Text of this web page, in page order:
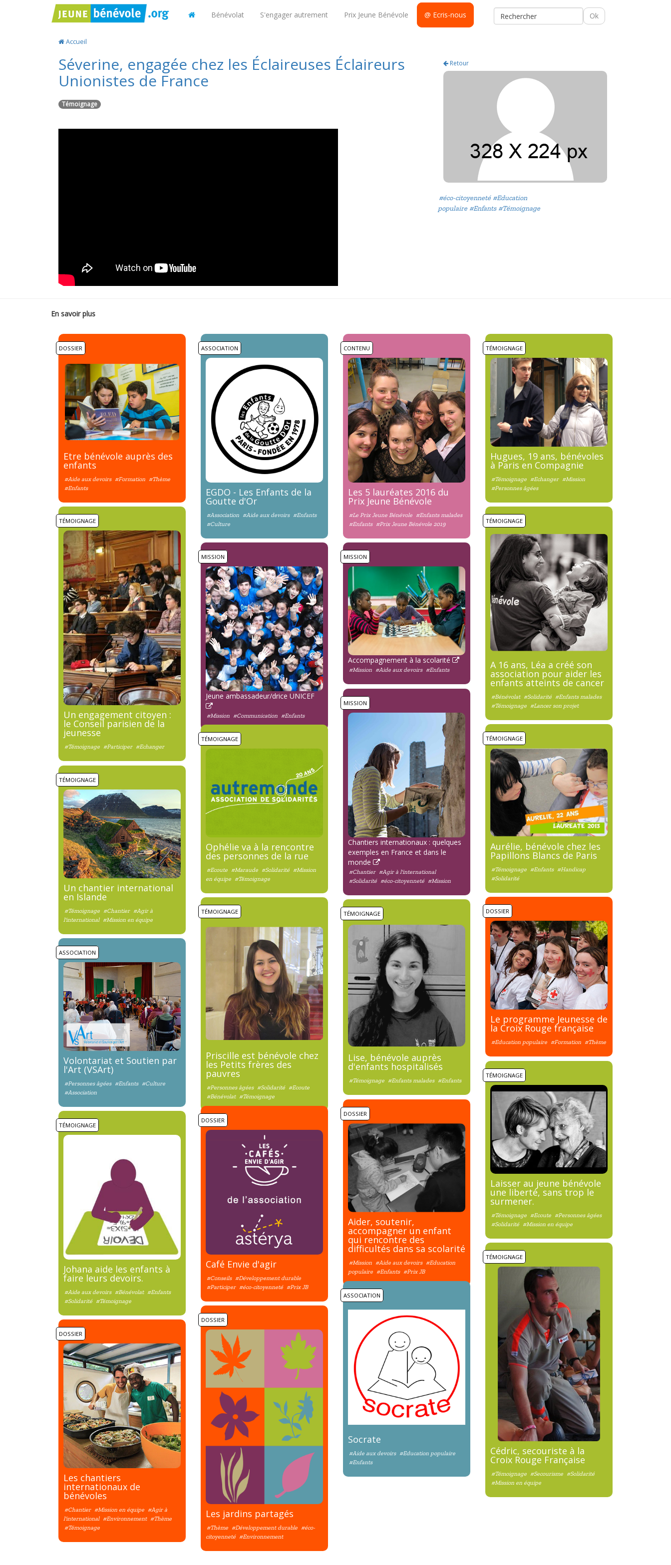
Bénévolat S'engager autrement Prix Jeune Bénévole @ Ecris-nous Ok
Accueil
Séverine, engagée chez les Éclaireuses Éclaireurs
Unionistes de France
Témoignage
Retour
#éco-citoyenneté #Education
populaire #Enfants #Témoignage
En savoir plus
DOSSIER
Etre bénévole auprès des
enfants
#Aide aux devoirs #Formation #Thème
#Enfants
ASSOCIATION
EGDO - Les Enfants de la
Goutte d'Or
#Association #Aide aux devoirs #Enfants
#Culture
CONTENU
Les 5 lauréates 2016 du
Prix Jeune Bénévole
#Le Prix Jeune Bénévole #Enfants malades
#Enfants #Prix Jeune Bénévole 2019
TÉMOIGNAGE
Hugues, 19 ans, bénévoles
à Paris en Compagnie
#Témoignage #Echanger #Mission
#Personnes âgées
TÉMOIGNAGE
Un engagement citoyen :
le Conseil parisien de la
jeunesse
#Témoignage #Participer #Echanger
TÉMOIGNAGE
A 16 ans, Léa a créé son
association pour aider les
enfants atteints de cancer
#Bénévolat #Solidarité #Enfants malades
#Témoignage #Lancer son projet
MISSION
Jeune ambassadeur/drice UNICEF
#Mission #Communication #Enfants
MISSION
Accompagnement à la scolarité
#Mission #Aide aux devoirs #Enfants
MISSION
Chantiers internationaux : quelques
exemples en France et dans le
monde
#Chantier #Agir à l'international
#Solidarité #éco-citoyenneté #Mission
TÉMOIGNAGE
Aurélie, bénévole chez les
Papillons Blancs de Paris
#Témoignage #Enfants #Handicap
#Solidarité
TÉMOIGNAGE
Ophélie va à la rencontre
des personnes de la rue
#Ecoute #Maraude #Solidarité #Mission
en équipe #Témoignage
TÉMOIGNAGE
Un chantier international
en Islande
#Témoignage #Chantier #Agir à
l'international #Mission en équipe
DOSSIER
Le programme Jeunesse de
la Croix Rouge française
#Education populaire #Formation #Thème
TÉMOIGNAGE
Priscille est bénévole chez
les Petits frères des
pauvres
#Personnes âgées #Solidarité #Ecoute
#Bénévolat #Témoignage
TÉMOIGNAGE
Lise, bénévole auprès
d'enfants hospitalisés
#Témoignage #Enfants malades #Enfants
ASSOCIATION
Volontariat et Soutien par
l'Art (VSArt)
#Personnes âgées #Enfants #Culture
#Association
TÉMOIGNAGE
Laisser au jeune bénévole
une liberté, sans trop le
surmener.
#Témoignage #Ecoute #Personnes âgées
#Solidarité #Mission en équipe
DOSSIER
Aider, soutenir,
accompagner un enfant
qui rencontre des
difficultés dans sa scolarité
#Mission #Aide aux devoirs #Education
populaire #Enfants #Prix JB
DOSSIER
Café Envie d'agir
#Conseils #Développement durable
#Participer #éco-citoyenneté #Prix JB
TÉMOIGNAGE
Johana aide les enfants à
faire leurs devoirs.
#Aide aux devoirs #Bénévolat #Enfants
#Solidarité #Témoignage
TÉMOIGNAGE
Cédric, secouriste à la
Croix Rouge Française
#Témoignage #Secourisme #Solidarité
#Mission en équipe
ASSOCIATION
Socrate
#Aide aux devoirs #Education populaire
#Enfants
DOSSIER
Les jardins partagés
#Thème #Développement durable #éco-
citoyenneté #Environnement
DOSSIER
Les chantiers
internationaux de
bénévoles
#Chantier #Mission en équipe #Agir à
l'international #Environnement #Thème
#Témoignage